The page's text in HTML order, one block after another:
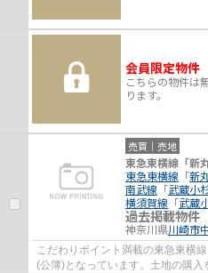
会員限定物件
こちらの物件は
ります。
売買｜売地
東急東横線「新
東急東横線 「新
南武線 「武蔵小
横須賀線 「武蔵
過去掲載物件
神奈川県川崎市
こだわりポイント満載の東急東横
(公簿)となっています。土地の購